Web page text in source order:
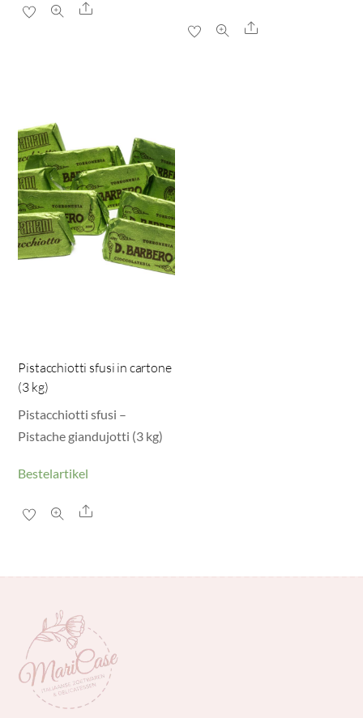
Share
Share
Pistacchiotti sfusi in cartone
(3 kg)
Pistacchiotti sfusi –
Pistache giandujotti (3 kg)
Bestelartikel
Share